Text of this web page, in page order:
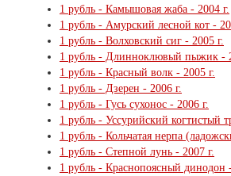
1 рубль - Камышовая жаба - 2004 г.
1 рубль - Амурский лесной кот -
1 рубль - Волховский сиг - 2005 г.
1 рубль - Длинноклювый пыжик -
1 рубль - Красный волк - 2005 г.
1 рубль - Дзерен - 2006 г.
1 рубль - Гусь сухонос - 2006 г.
1 рубль - Уссурийский когтистый
1 рубль - Кольчатая нерпа
1 рубль - Степной лунь - 2007 г.
1 рубль - Краснопоясный динодон